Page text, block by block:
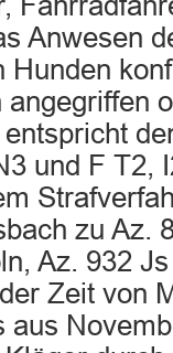
Anwesen
Hunden
angegriffen
und F T2,
zu Az.
Az. 932
Zeit von